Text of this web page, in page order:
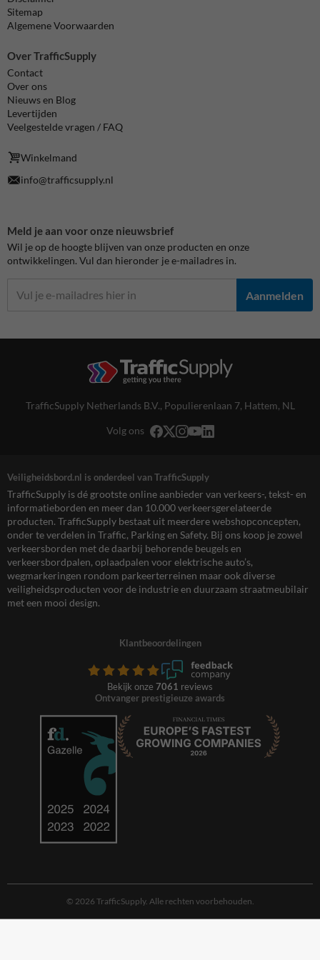
Sitemap
Algemene Voorwaarden
Over TrafficSupply
Contact
Over ons
Nieuws en Blog
Levertijden
Veelgestelde vragen / FAQ
Winkelmand
info@trafficsupply.nl
Meld je aan voor onze nieuwsbrief
Wil je op de hoogte blijven van onze producten en onze
ontwikkelingen. Vul dan hieronder je e-mailadres in.
Aanmelden
TrafficSupply Netherlands B.V., Populierenlaan 7, Hattem, NL
Volg ons
Veiligheidsbord.nl is onderdeel van TrafficSupply
TrafficSupply is dé grootste online aanbieder van verkeers-, tekst- en
informatieborden en meer dan 10.000 verkeersgerelateerde
producten. TrafficSupply bestaat uit meerdere webshopconcepten,
onder te verdelen in Traffic, Parking en Safety. Bij ons koop je zowel
verkeersborden met de daarbij behorende beugels en
verkeersbordpalen, oplaadpalen voor elektrische auto’s,
wegmarkeringen rondom parkeerterreinen maar ook diverse
veiligheidsproducten voor de industrie en duurzaam straatmeubilair
met een mooi design.
Klantbeoordelingen
Bekijk onze 7061 reviews
Ontvanger prestigieuze awards
© 2026 TrafficSupply. Alle rechten voorbehouden.